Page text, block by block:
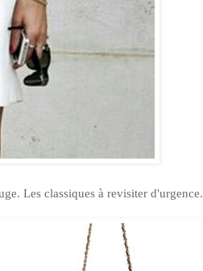
Les classiques à revisiter d'urgence.